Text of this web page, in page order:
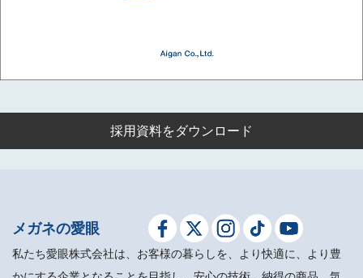
採用資料をダウンロード
メガネの愛眼
私たち愛眼株式会社は、お客様の暮らしを、より快適に、より豊